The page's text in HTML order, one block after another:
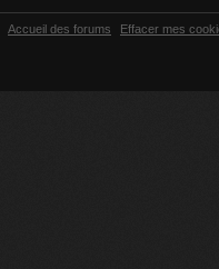
Accueil des forums Effacer mes